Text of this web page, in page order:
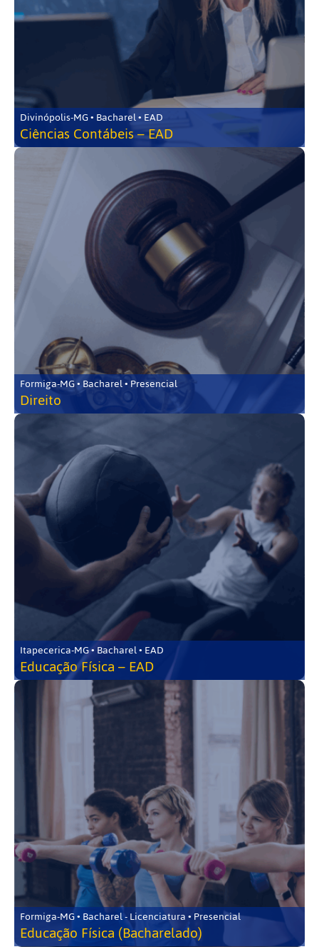
Divinópolis-MG • Bacharel • EAD
Ciências Contábeis – EAD
Formiga-MG • Bacharel • Presencial
Direito
Itapecerica-MG • Bacharel • EAD
Educação Física – EAD
Formiga-MG • Bacharel - Licenciatura • Presencial
Educação Física (Bacharelado)